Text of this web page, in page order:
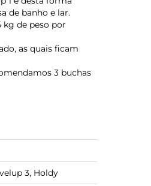
de banho e lar.
kg de peso por
as quais ficam
3 buchas
3, Holdy